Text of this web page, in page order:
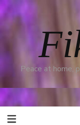
Peace at home,